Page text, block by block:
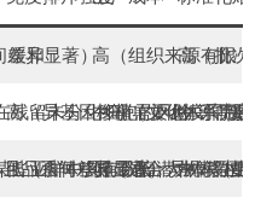
差异显著）
缓和 高（组织来源有限
高（批次
残留未分化细胞的风险；需要
高（异基因移植需要免疫抑制
中等（文化体系完
中等（胚
品系间差异显著）
些亚群中具有致瘤潜力；需要
低（自体移植最低；异体移植
低（适合大规模生
中等（生